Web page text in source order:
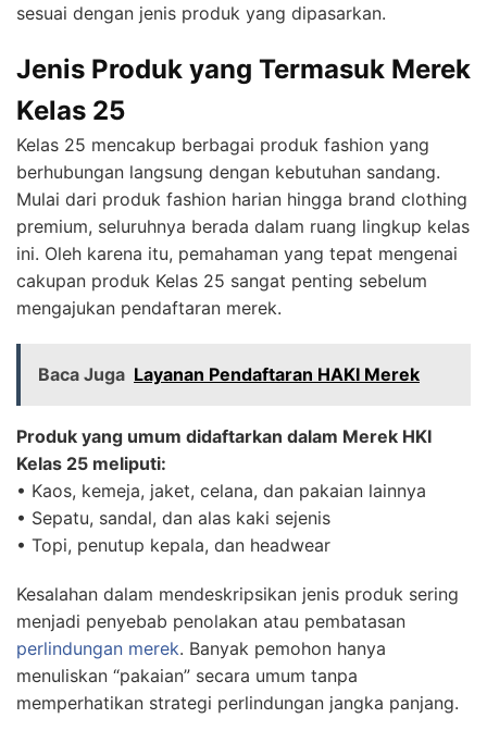
sesuai dengan jenis produk yang dipasarkan.
Jenis Produk yang Termasuk Merek
Kelas 25
Kelas 25 mencakup berbagai produk fashion yang
berhubungan langsung dengan kebutuhan sandang.
Mulai dari produk fashion harian hingga brand clothing
premium, seluruhnya berada dalam ruang lingkup kelas
ini. Oleh karena itu, pemahaman yang tepat mengenai
cakupan produk Kelas 25 sangat penting sebelum
mengajukan pendaftaran merek.
Baca Juga Layanan Pendaftaran HAKI Merek
Produk yang umum didaftarkan dalam Merek HKI
Kelas 25 meliputi:
• Kaos, kemeja, jaket, celana, dan pakaian lainnya
• Sepatu, sandal, dan alas kaki sejenis
• Topi, penutup kepala, dan headwear
Kesalahan dalam mendeskripsikan jenis produk sering
menjadi penyebab penolakan atau pembatasan
perlindungan merek. Banyak pemohon hanya
menuliskan “pakaian” secara umum tanpa
memperhatikan strategi perlindungan jangka panjang.